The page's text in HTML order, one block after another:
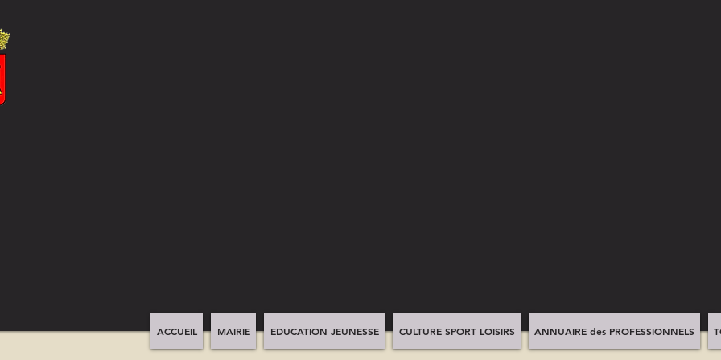
ACCUEIL MAIRIE EDUCATION JEUNESSE CULTURE SPORT LOISIRS ANNUAIRE des PROFESSIONNELS